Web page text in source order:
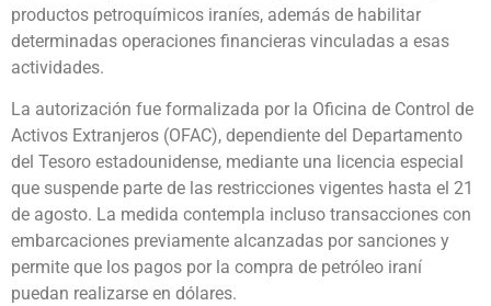
productos petroquímicos iraníes, además de habilitar
determinadas operaciones financieras vinculadas a esas
actividades.
La autorización fue formalizada por la Oficina de Control de
Activos Extranjeros (OFAC), dependiente del Departamento
del Tesoro estadounidense, mediante una licencia especial
que suspende parte de las restricciones vigentes hasta el 21
de agosto. La medida contempla incluso transacciones con
embarcaciones previamente alcanzadas por sanciones y
permite que los pagos por la compra de petróleo iraní
puedan realizarse en dólares.